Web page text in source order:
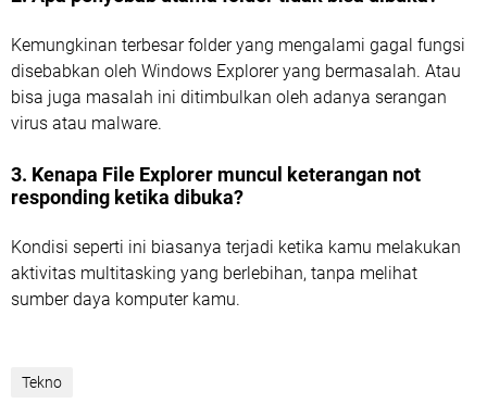
Kemungkinan terbesar folder yang mengalami gagal fungsi
disebabkan oleh Windows Explorer yang bermasalah. Atau
bisa juga masalah ini ditimbulkan oleh adanya serangan
virus atau malware.
3. Kenapa File Explorer muncul keterangan not
responding ketika dibuka?
Kondisi seperti ini biasanya terjadi ketika kamu melakukan
aktivitas multitasking yang berlebihan, tanpa melihat
sumber daya komputer kamu.
Tekno